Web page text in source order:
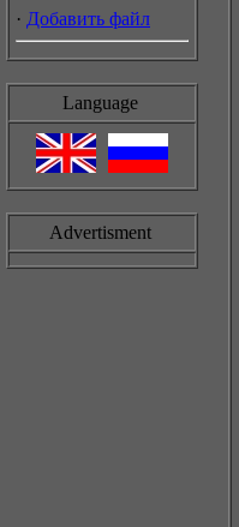
· Добавить файл
Language
Advertisment